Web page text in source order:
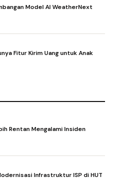
Model AI WeatherNext
Fitur Kirim Uang untuk Anak
Rentan Mengalami Insiden
Infrastruktur ISP di HUT